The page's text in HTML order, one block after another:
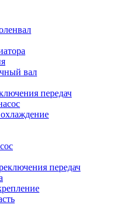
вал
передач
передач